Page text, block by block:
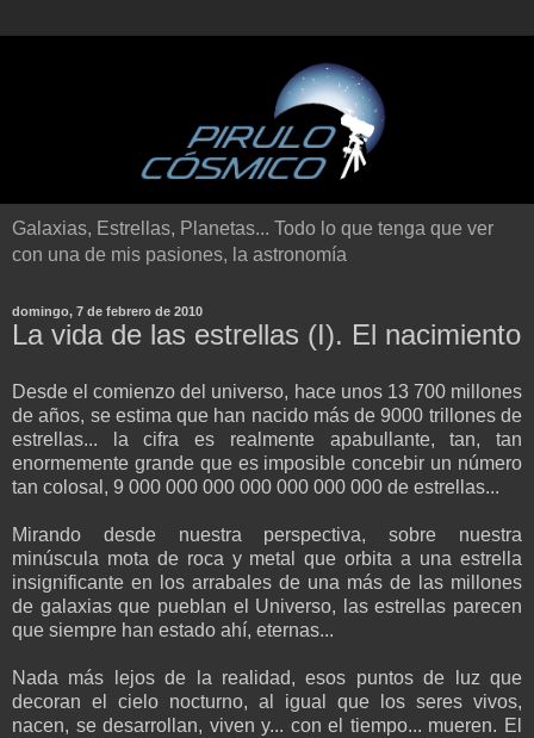
Galaxias, Estrellas, Planetas... Todo lo que tenga que ver
con una de mis pasiones, la astronomía
domingo, 7 de febrero de 2010
La vida de las estrellas (I). El nacimiento
Desde el comienzo del universo, hace unos 13 700 millones
de años, se estima que han nacido más de 9000 trillones de
estrellas... la cifra es realmente apabullante, tan, tan
enormemente grande que es imposible concebir un número
tan colosal, 9 000 000 000 000 000 000 000 de estrellas...
Mirando desde nuestra perspectiva, sobre nuestra
minúscula mota de roca y metal que orbita a una estrella
insignificante en los arrabales de una más de las millones
de galaxias que pueblan el Universo, las estrellas parecen
que siempre han estado ahí, eternas...
Nada más lejos de la realidad, esos puntos de luz que
decoran el cielo nocturno, al igual que los seres vivos,
nacen, se desarrollan, viven y... con el tiempo... mueren. El